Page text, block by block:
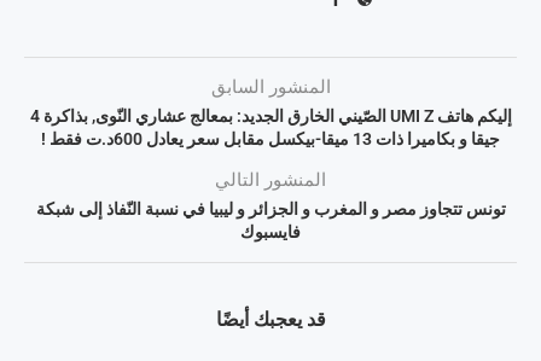
المنشور السابق
إليكم هاتف UMI Z الصّيني الخارق الجديد: بمعالج عشاري النّوى, بذاكرة 4
جيقا و بكاميرا ذات 13 ميقا-بيكسل مقابل سعر يعادل 600د.ت فقط !
المنشور التالي
تونس تتجاوز مصر و المغرب و الجزائر و ليبيا في نسبة النّفاذ إلى شبكة
فايسبوك
قد يعجبك أيضًا